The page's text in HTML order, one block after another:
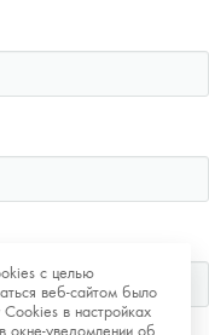
с целью
веб-сайтом было
в настройках
окне-уведомлении об